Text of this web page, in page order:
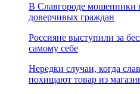
В Славгороде мошенники
доверчивых граждан
Россияне выступили за
самому себе
Нередки случаи, когда
похищают товар из